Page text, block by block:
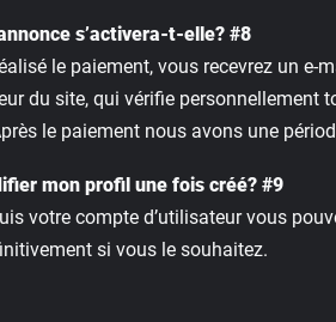
s’activera-t-elle? #8
le paiement, vous recevrez un
du site, qui vérifie personnellement
le paiement nous avons une
mon profil une fois créé? #9
votre compte d’utilisateur vous
si vous le souhaitez.